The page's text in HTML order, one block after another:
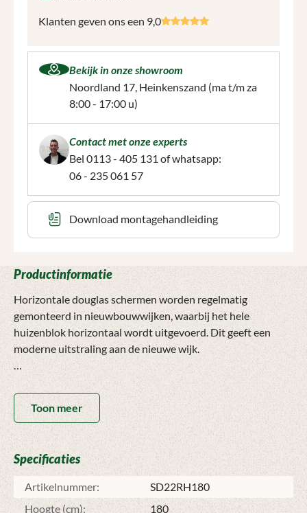
Klanten geven ons een 9,0
Bekijk in onze showroom
Noordland 17, Heinkenszand (ma t/m za
8:00 - 17:00 u)
Contact met onze experts
Bel 0113 - 405 131 of whatsapp:
06 - 235 061 57
Download montagehandleiding
Productinformatie
Horizontale douglas schermen worden regelmatig
gemonteerd in nieuwbouwwijken, waarbij het hele
huizenblok horizontaal wordt uitgevoerd. Dit geeft een
moderne uitstraling aan de nieuwe wijk.
Horizontale douglas schermen worden ook wel verkocht als
aansluiting op een douglas overkapping, om het geheel van
de tuin in dezelfde stijl te doen zijn.
Het kan voorkomen dat de horizontale lijnen van de
verschillende schermen niet helemaal gelijk lopen. Dit is
vooral als u een combinatie maakt van verschillende
hoogtes. Een lager scherm heeft minder planken, het kan
Toon meer
Specificaties
Artikelnummer:
SD22RH180
Hoogte (cm):
180